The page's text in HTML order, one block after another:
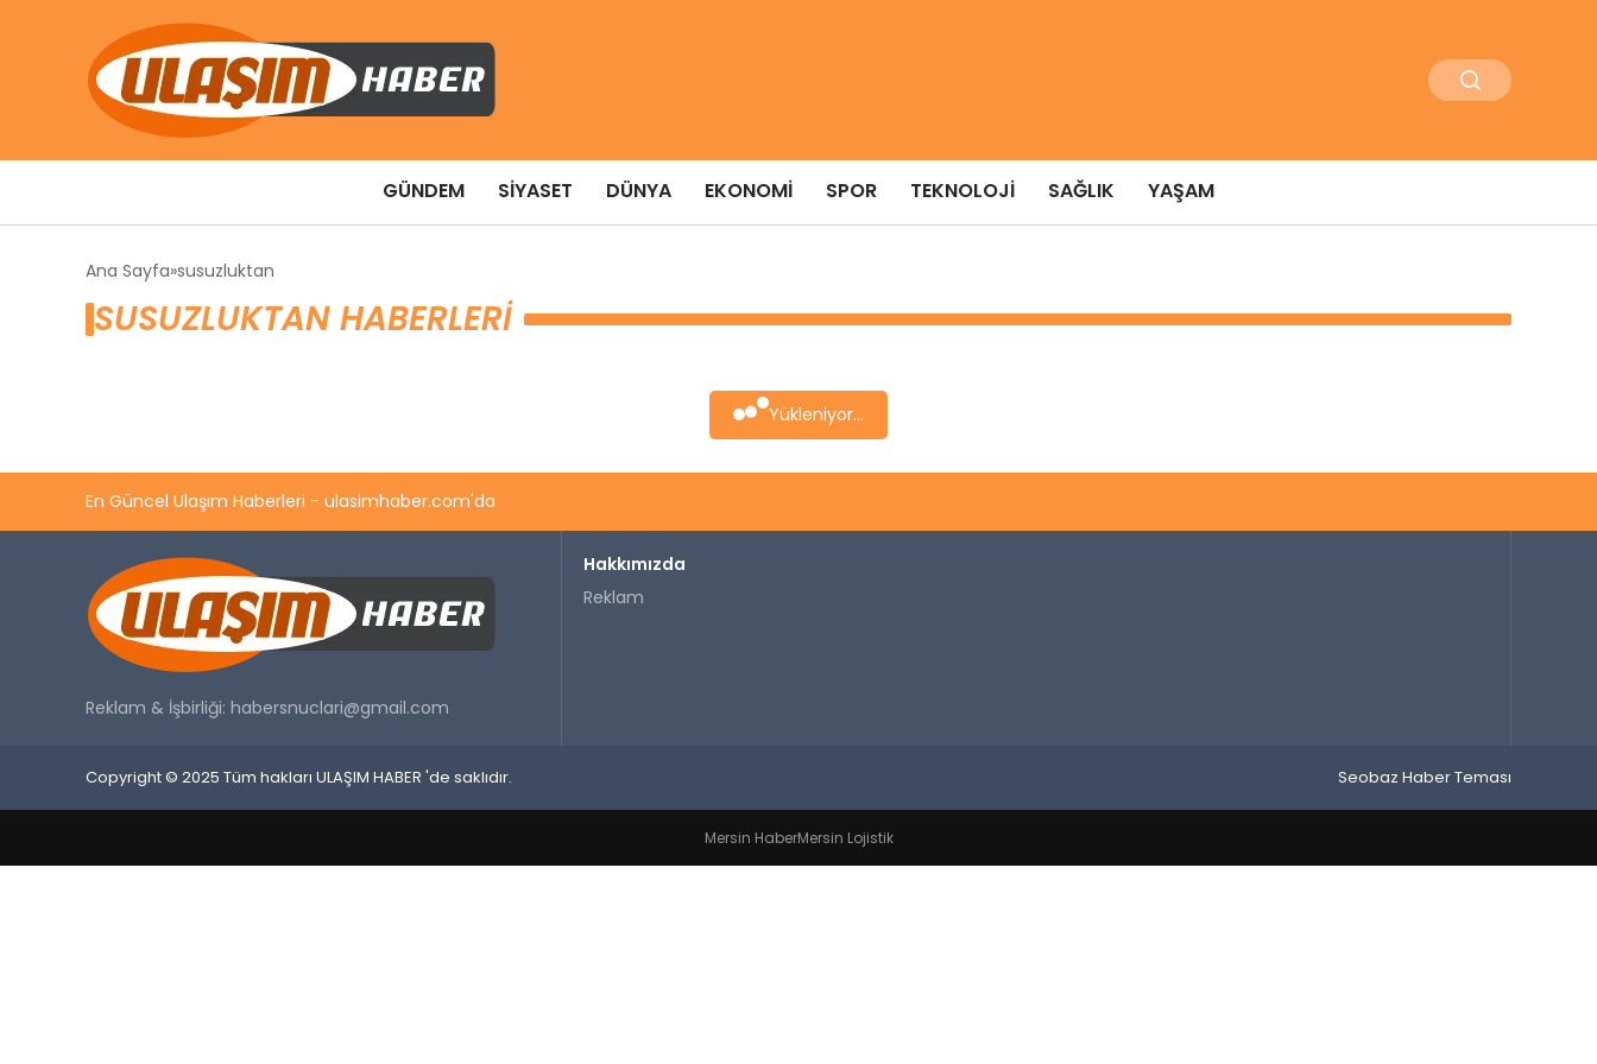
GÜNDEM SIYASET DÜNYA EKONOMI SPOR TEKNOLOJI SAĞLIK YAŞAM
Ana Sayfa susuzluktan
SUSUZLUKTAN HABERLERI
Yükleniyor...
En Güncel Ulaşım Haberleri - ulasimhaber.com'da
Reklam & İşbirliği: habersnuclari@gmail.com
Hakkımızda
Reklam
Copyright © 2025 Tüm hakları ULAŞIM HABER 'de saklıdır. Seobaz Haber Teması
Mersin HaberMersin Lojistik